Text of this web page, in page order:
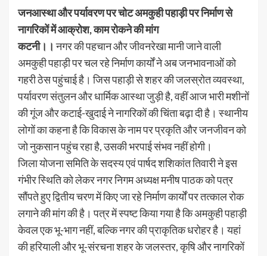
जनआस्था और पर्यावरण पर चोट अमकुही पहाड़ी पर निर्माण से
नागरिकों में आक्रोश, काम रोकने की मांग
कटनी।। नगर की पहचान और जीवनरेखा मानी जाने वाली
अमकुही पहाड़ी पर चल रहे निर्माण कार्यों ने अब जनभावनाओं को
गहरी ठेस पहुंचाई है। जिस पहाड़ी से शहर की जलस्रोत व्यवस्था,
पर्यावरण संतुलन और धार्मिक आस्था जुड़ी है, वहीं आज भारी मशीनों
की गूंज और कटाई-खुदाई ने नागरिकों की चिंता बढ़ा दी है। स्थानीय
लोगों का कहना है कि विकास के नाम पर प्रकृति और जनजीवन को
जो नुकसान पहुंच रहा है, उसकी भरपाई संभव नहीं होगी।
जिला योजना समिति के सदस्य एवं पार्षद शशिकांत तिवारी ने इस
गंभीर स्थिति को लेकर नगर निगम अध्यक्ष मनीष पाठक को पत्र
सौंपते हुए द्वितीय चरण में किए जा रहे निर्माण कार्यों पर तत्काल रोक
लगाने की मांग की है। पत्र में स्पष्ट किया गया है कि अमकुही पहाड़ी
केवल एक भू-भाग नहीं, बल्कि नगर की प्राकृतिक धरोहर है। यहां
की हरियाली और भू-संरचना शहर के जलस्तर, कृषि और नागरिकों